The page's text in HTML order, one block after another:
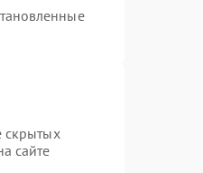
скрытых
сайте